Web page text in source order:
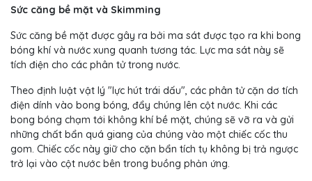
Sức căng bề mặt và Skimming
Sức căng bề mặt được gây ra bởi ma sát được tạo ra khi bong
bóng khí và nước xung quanh tương tác. Lực ma sát này sẽ
tích điện cho các phân tử trong nước.
Theo định luật vật lý "lực hút trái dấu", các phân tử cặn dơ tích
điện dính vào bong bóng, đẩy chúng lên cột nước. Khi các
bong bóng chạm tới không khí bề mặt, chúng sẽ vỡ ra và gửi
những chất bẩn quá giang của chúng vào một chiếc cốc thu
gom. Chiếc cốc này giữ cho cặn bẩn tích tụ không bị trả ngược
trở lại vào cột nước bên trong buồng phản ứng.